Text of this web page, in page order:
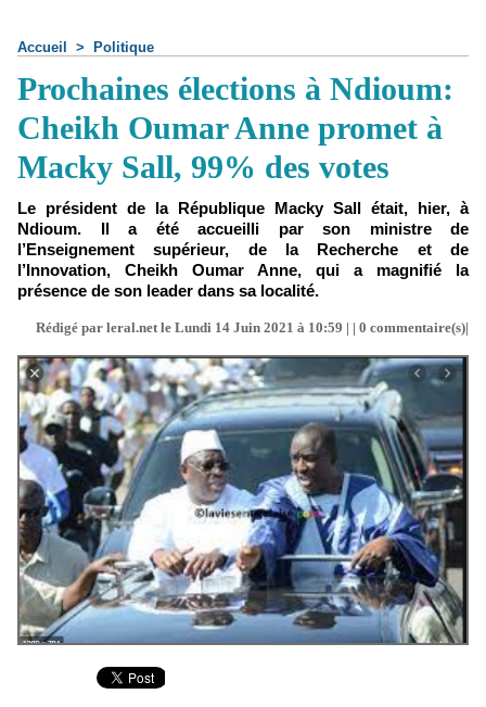
Accueil > Politique
Prochaines élections à Ndioum:
Cheikh Oumar Anne promet à
Macky Sall, 99% des votes
Le président de la République Macky Sall était, hier, à
Ndioum. Il a été accueilli par son ministre de
l’Enseignement supérieur, de la Recherche et de
l’Innovation, Cheikh Oumar Anne, qui a magnifié la
présence de son leader dans sa localité.
Rédigé par leral.net le Lundi 14 Juin 2021 à 10:59 | | 0 commentaire(s)|